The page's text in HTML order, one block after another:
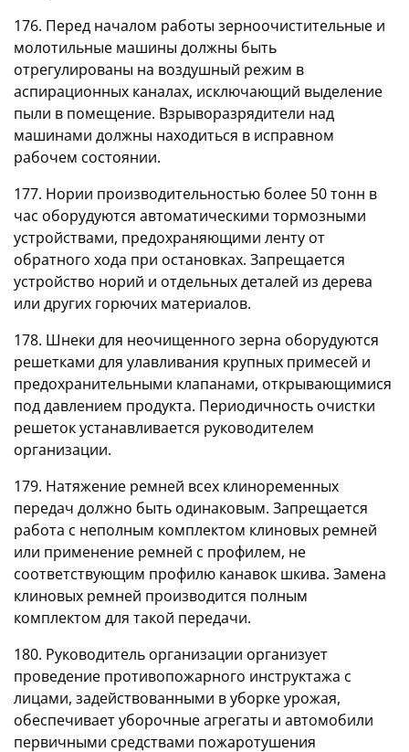
176. Перед началом работы зерноочистительные и
молотильные машины должны быть
отрегулированы на воздушный режим в
аспирационных каналах, исключающий выделение
пыли в помещение. Взрыворазрядители над
машинами должны находиться в исправном
рабочем состоянии.
177. Нории производительностью более 50 тонн в
час оборудуются автоматическими тормозными
устройствами, предохраняющими ленту от
обратного хода при остановках. Запрещается
устройство норий и отдельных деталей из дерева
или других горючих материалов.
178. Шнеки для неочищенного зерна оборудуются
решетками для улавливания крупных примесей и
предохранительными клапанами, открывающимися
под давлением продукта. Периодичность очистки
решеток устанавливается руководителем
организации.
179. Натяжение ремней всех клиноременных
передач должно быть одинаковым. Запрещается
работа с неполным комплектом клиновых ремней
или применение ремней с профилем, не
соответствующим профилю канавок шкива. Замена
клиновых ремней производится полным
комплектом для такой передачи.
180. Руководитель организации организует
проведение противопожарного инструктажа с
лицами, задействованными в уборке урожая,
обеспечивает уборочные агрегаты и автомобили
первичными средствами пожаротушения